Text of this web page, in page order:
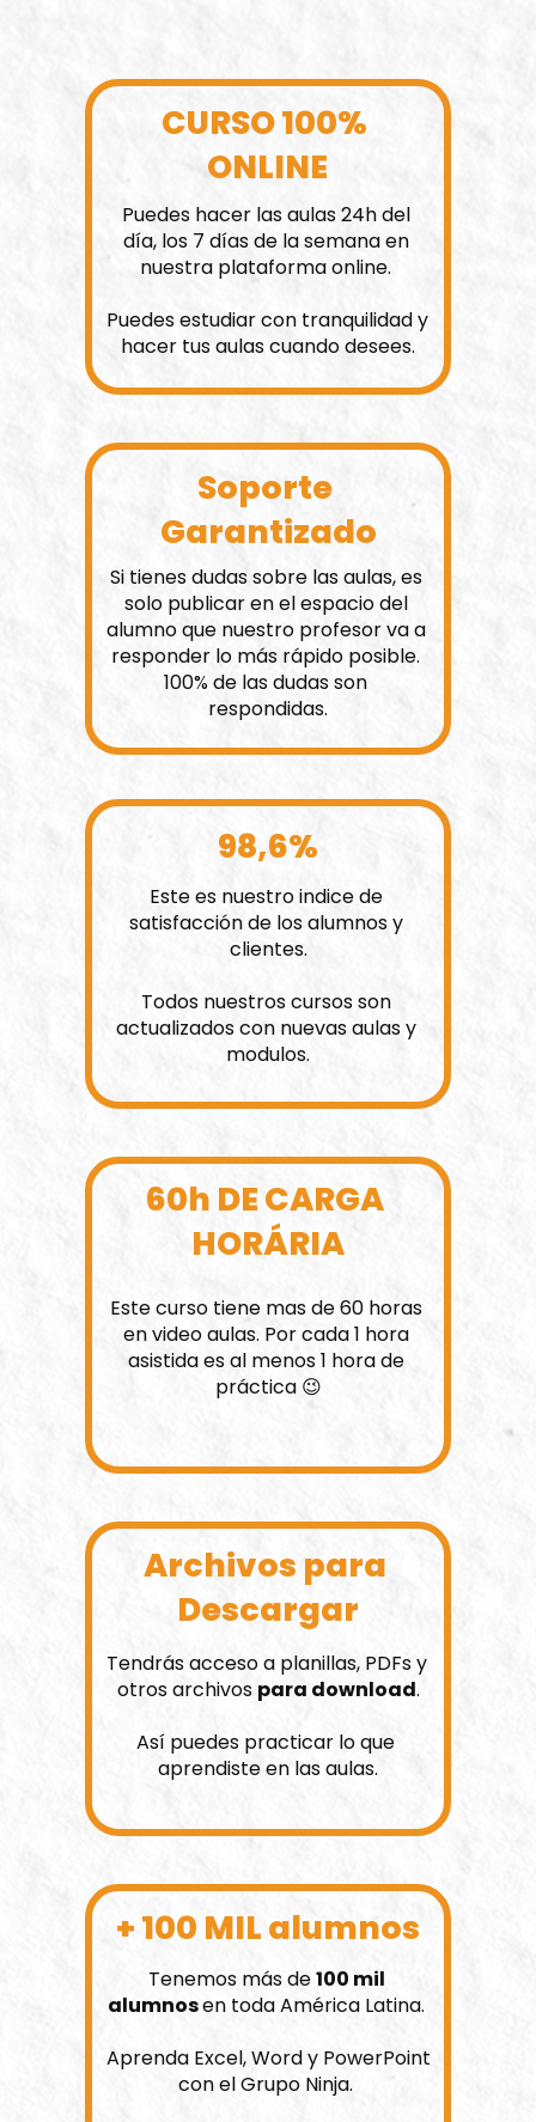
Soporte
Garantizado
Si tienes dudas sobre las aulas, es
solo publicar en el espacio del
alumno que nuestro profesor va a
responder lo más rápido posible.
100% de las dudas son
respondidas.
+ 100 MIL alumnos
Tenemos más de 100 mil
alumnos en toda América Latina.
Aprenda Excel, Word y PowerPoint
con el Grupo Ninja.
Este es nuestro indice de
satisfacción de los alumnos y
clientes.
Todos nuestros cursos son
actualizados con nuevas aulas y
modulos.
98,6%
60h DE CARGA
HORÁRIA
Este curso tiene mas de 60 horas
en video aulas. Por cada 1 hora
asistida es al menos 1 hora de
práctica 😉
Archivos para
Descargar
Tendrás acceso a planillas, PDFs y
otros archivos para download.
Así puedes practicar lo que
aprendiste en las aulas.
CURSO 100%
ONLINE
Puedes hacer las aulas 24h del
día, los 7 días de la semana en
nuestra plataforma online.
Puedes estudiar con tranquilidad y
hacer tus aulas cuando desees.